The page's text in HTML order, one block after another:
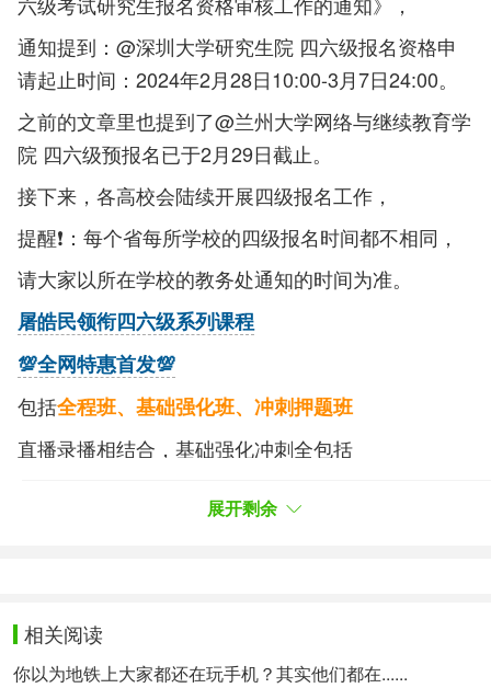
通知提到：@深圳大学研究生院 四六级报名资格申
请起止时间：2024年2月28日10:00-3月7日24:00。
之前的文章里也提到了@兰州大学网络与继续教育学
院 四六级预报名已于2月29日截止。
接下来，各高校会陆续开展四级报名工作，
提醒❗：每个省每所学校的四级报名时间都不相同，
请大家以所在学校的教务处通知的时间为准。
屠皓民领衔四六级系列课程
💯全网特惠首发💯
包括全程班、基础强化班、冲刺押题班
直播录播相结合，基础强化冲刺全包括
白金班959/1019元
展开剩余
相关阅读
你以为地铁上大家都还在玩手机？其实他们都在......